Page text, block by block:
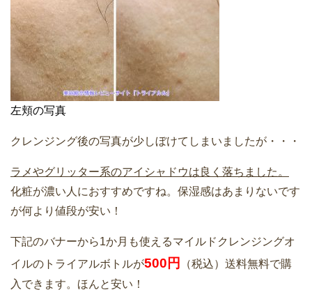
左頬の写真
クレンジング後の写真が少しぼけてしまいましたが・・・
ラメやグリッター系のアイシャドウは良く落ちました。
化粧が濃い人におすすめですね。保湿感はあまりないです
が何より値段が安い！
下記のバナーから1か月も使えるマイルドクレンジングオ
イルのトライアルボトルが500円
（税込）送料無料で購
入できます。ほんと安い！